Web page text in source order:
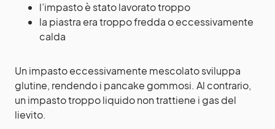
l’impasto è stato lavorato troppo
la piastra era troppo fredda o eccessivamente
calda
Un impasto eccessivamente mescolato sviluppa
glutine, rendendo i pancake gommosi. Al contrario,
un impasto troppo liquido non trattiene i gas del
lievito.